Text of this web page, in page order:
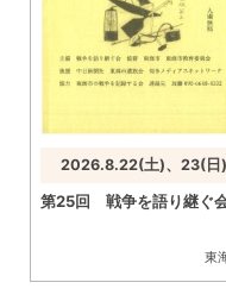
東
2026.8.22(土)、23(日)
第25回 戦争を語り継ぐ